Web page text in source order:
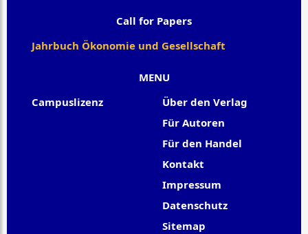
MENU
Campuslizenz
Über den Verlag
Für Autoren
Für den Handel
Kontakt
Impressum
Datenschutz
Sitemap
Call for Papers
Jahrbuch Ökonomie und Gesellschaft